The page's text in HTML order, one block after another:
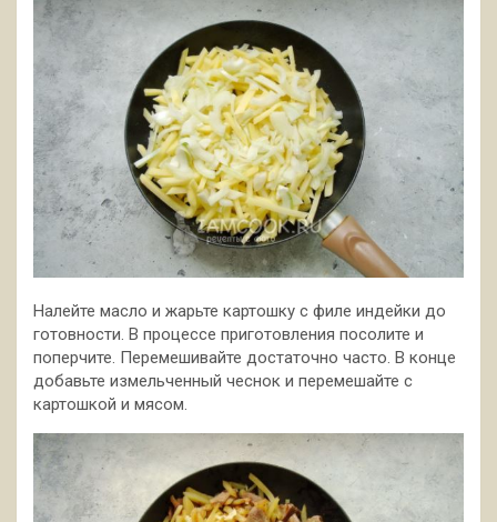
Налейте масло и жарьте картошку с филе индейки до
готовности. В процессе приготовления посолите и
поперчите. Перемешивайте достаточно часто. В конце
добавьте измельченный чеснок и перемешайте с
картошкой и мясом.